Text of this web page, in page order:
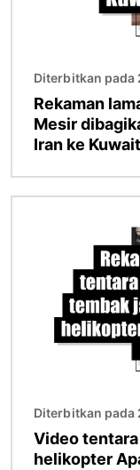
Diterbitkan
Rekaman
Mesir
Iran ke Kuwait
Diterbitkan
Video
helikopter